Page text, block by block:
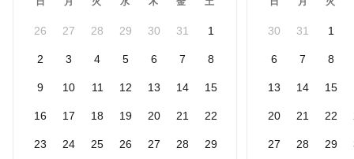
26 27 28 29 30 31 1
2 3 4 5 6 7 8
9 10 11 12 13 14 15
16 17 18 19 20 21 22
23 24 25 26 27 28 29
30 31 1
6 7 8
13 14 15
20 21 22
27 28 29